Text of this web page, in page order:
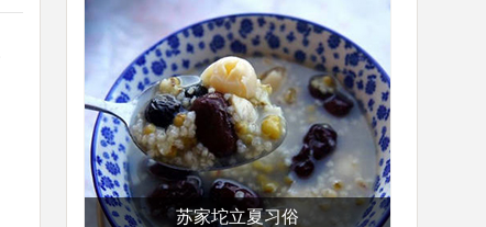
苏家坨立夏习俗